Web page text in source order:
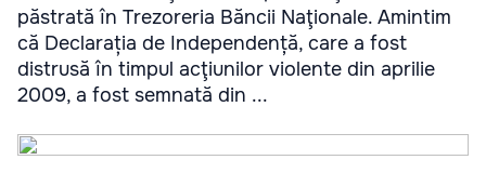
păstrată în Trezoreria Băncii Naţionale. Amintim
că Declarația de Independență, care a fost
distrusă în timpul acţiunilor violente din aprilie
2009, a fost semnată din ...